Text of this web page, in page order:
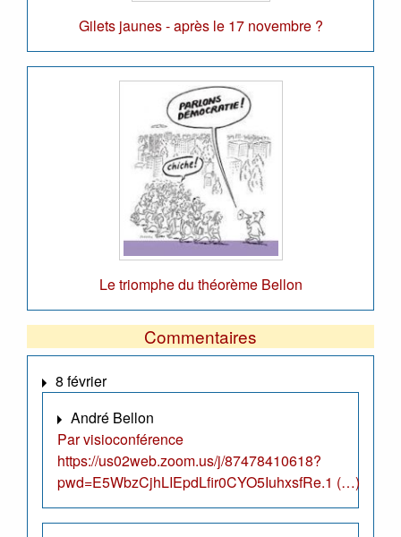
Gilets jaunes - après le 17 novembre ?
Le triomphe du théorème Bellon
Commentaires
8 février
André Bellon
Par visioconférence
https://us02web.zoom.us/j/87478410618?
pwd=E5WbzCjhLIEpdLfir0CYO5IuhxsfRe.1 (…)